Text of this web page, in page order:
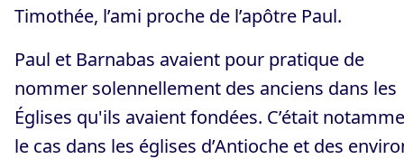
Timothée, l’ami proche de l’apôtre Paul.
Paul et Barnabas avaient pour pratique de
nommer solennellement des anciens dans les
Églises qu'ils avaient fondées. C’était
le cas dans les églises d’Antioche et des